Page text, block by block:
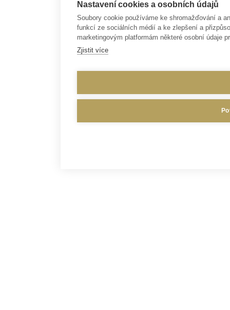
Nastavení cookies a osobních údajů
Soubory cookie používáme ke shromažďování a
funkcí ze sociálních médií a ke zlepšení a
marketingovým platformám některé osobní údaje
Zjistit více